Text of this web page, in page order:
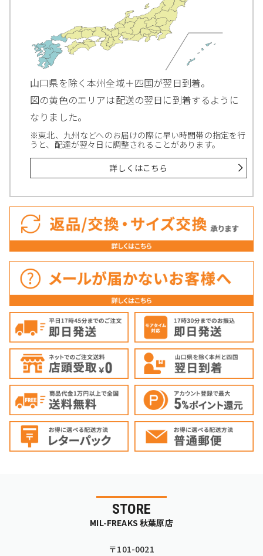
山口県を除く本州全域＋四国が翌日到着。
図の黄色のエリアは配送の翌日に到着するように
なりました。
※東北、九州などへのお届けの際に早い時間帯の指定を行
うと、配達が翌々日に調整されることがあります。
詳しくはこちら
STORE
MIL-FREAKS 秋葉原店
〒101-0021